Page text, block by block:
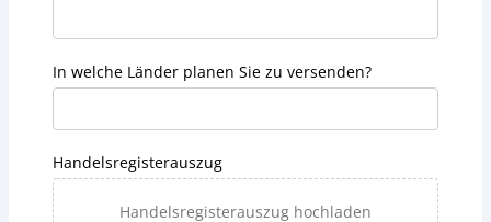
In welche Länder planen Sie zu versenden?
Handelsregisterauszug
Handelsregisterauszug hochladen